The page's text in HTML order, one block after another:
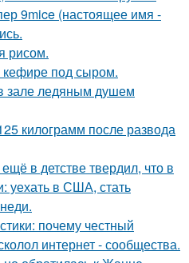
9mice (настоящее имя -
рисом.
кефире под сыром.
зале ледяным душем
килограмм после развода
в детстве твердил, что в
уехать в США, стать
почему честный
интернет - сообщества.